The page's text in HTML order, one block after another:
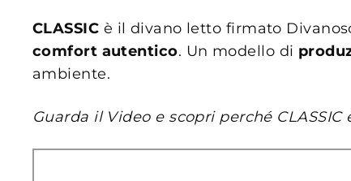
CLASSIC è il divano letto firmato
comfort autentico. Un modello di
ambiente.
Guarda il Video e scopri perché